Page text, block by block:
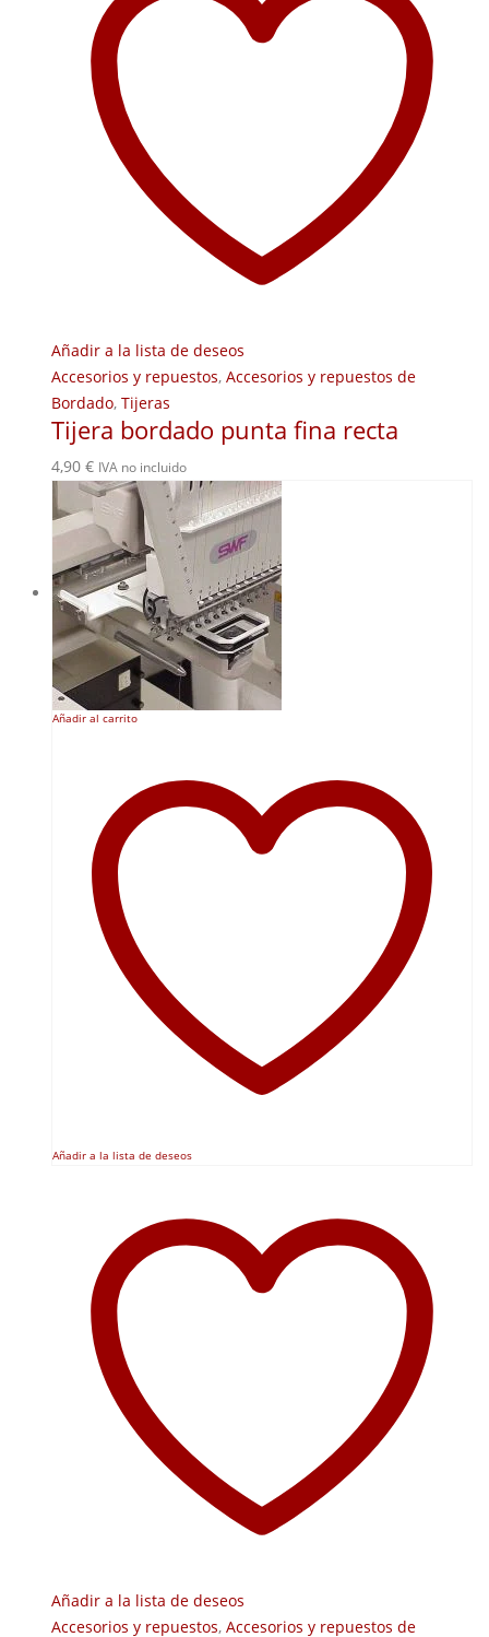
Añadir a la lista de deseos
Accesorios y repuestos, Accesorios y repuestos de
Bordado, Tijeras
Tijera bordado punta fina recta
4,90 € IVA no incluido
Añadir al carrito
Añadir a la lista de deseos
Añadir a la lista de deseos
Accesorios y repuestos, Accesorios y repuestos de